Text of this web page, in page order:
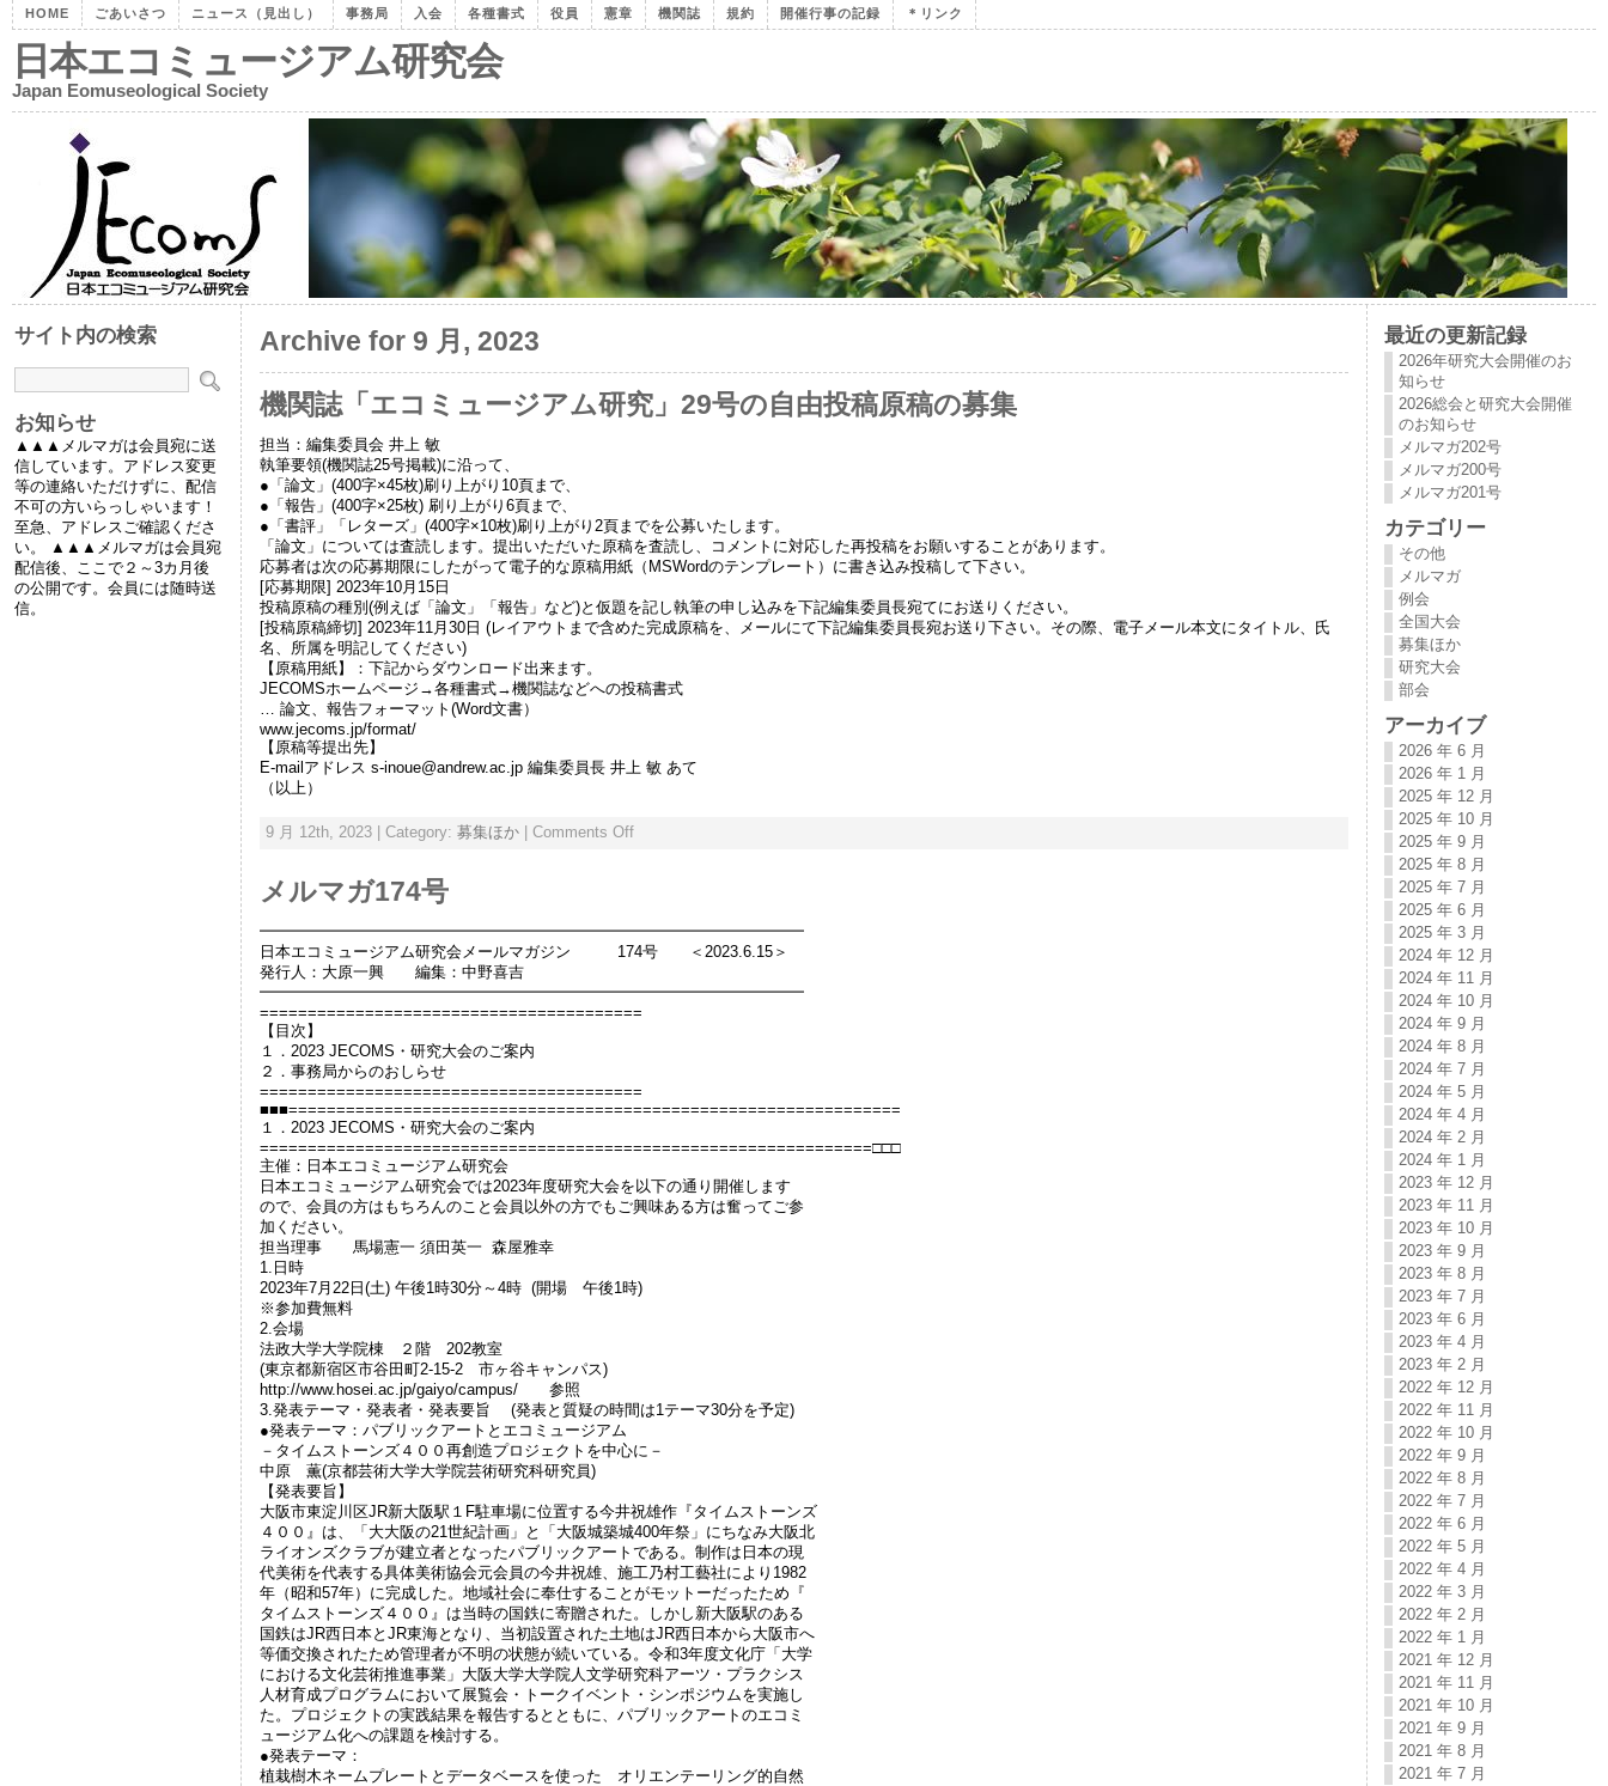
HOME ごあいさつ ニュース（見出し） 事務局 入会 各種書式 役員 憲章 機関誌 規約 開催行事の記録 ＊リンク
日本エコミュージアム研究会
Japan Eomuseological Society
Archive for 9 月, 2023
機関誌「エコミュージアム研究」29号の自由投稿原稿の募集
担当：編集委員会 井上 敏
執筆要領(機関誌25号掲載)に沿って、
●「論文」(400字×45枚)刷り上がり10頁まで、
●「報告」(400字×25枚) 刷り上がり6頁まで、
●「書評」「レターズ」(400字×10枚)刷り上がり2頁までを公募いたします。
「論文」については査読します。提出いただいた原稿を査読し、コメントに対応した再投稿をお願いすることがあります。
応募者は次の応募期限にしたがって電子的な原稿用紙（MSWordのテンプレート）に書き込み投稿して下さい。
[応募期限] 2023年10月15日
投稿原稿の種別(例えば「論文」「報告」など)と仮題を記し執筆の申し込みを下記編集委員長宛てにお送りください。
[投稿原稿締切] 2023年11月30日 (レイアウトまで含めた完成原稿を、メールにて下記編集委員長宛お送り下さい。その際、電子メール本文にタイトル、氏
名、所属を明記してください)
【原稿用紙】：下記からダウンロード出来ます。
JECOMSホームページ→各種書式→機関誌などへの投稿書式
… 論文、報告フォーマット(Word文書）
www.jecoms.jp/format/
【原稿等提出先】
E-mailアドレス s-inoue@andrew.ac.jp 編集委員長 井上 敏 あて
（以上）
9 月 12th, 2023 | Category: 募集ほか Comments Off
メルマガ174号
━━━━━━━━━━━━━━━━━━━━━━━━━━━━━━━━━━━
日本エコミュージアム研究会メールマガジン 174号 ＜2023.6.15＞
発行人：大原一興 編集：中野喜吉
━━━━━━━━━━━━━━━━━━━━━━━━━━━━━━━━━━━
========================================
【目次】
１．2023 JECOMS・研究大会のご案内
２．事務局からのおしらせ
========================================
■■■================================================================
１．2023 JECOMS・研究大会のご案内
================================================================□□□
主催：日本エコミュージアム研究会
日本エコミュージアム研究会では2023年度研究大会を以下の通り開催します
ので、会員の方はもちろんのこと会員以外の方でもご興味ある方は奮ってご参
加ください。
担当理事 馬場憲一 須田英一 森屋雅幸
1.日時
2023年7月22日(土) 午後1時30分～4時 (開場 午後1時)
※参加費無料
2.会場
法政大学大学院棟 ２階 202教室
(東京都新宿区市谷田町2-15-2 市ヶ谷キャンパス)
http://www.hosei.ac.jp/gaiyo/campus/ 参照
3.発表テーマ・発表者・発表要旨 (発表と質疑の時間は1テーマ30分を予定)
●発表テーマ：パブリックアートとエコミュージアム
－タイムストーンズ４００再創造プロジェクトを中心に－
中原 薫(京都芸術大学大学院芸術研究科研究員)
【発表要旨】
大阪市東淀川区JR新大阪駅１F駐車場に位置する今井祝雄作『タイムストーンズ
４００』は、「大大阪の21世紀計画」と「大阪城築城400年祭」にちなみ大阪北
ライオンズクラブが建立者となったパブリックアートである。制作は日本の現
代美術を代表する具体美術協会元会員の今井祝雄、施工乃村工藝社により1982
年（昭和57年）に完成した。地域社会に奉仕することがモットーだったため『
タイムストーンズ４００』は当時の国鉄に寄贈された。しかし新大阪駅のある
国鉄はJR西日本とJR東海となり、当初設置された土地はJR西日本から大阪市へ
等価交換されたため管理者が不明の状態が続いている。令和3年度文化庁「大学
における文化芸術推進事業」大阪大学大学院人文学研究科アーツ・プラクシス
人材育成プログラムにおいて展覧会・トークイベント・シンポジウムを実施し
た。プロジェクトの実践結果を報告するとともに、パブリックアートのエコミ
ュージアム化への課題を検討する。
●発表テーマ：
植栽樹木ネームプレートとデータベースを使った オリエンテーリング的自然
サイト内の検索
お知らせ
▲▲▲メルマガは会員宛に送
信しています。アドレス変更
等の連絡いただけずに、配信
不可の方いらっしゃいます！
至急、アドレスご確認くださ
い。 ▲▲▲メルマガは会員宛
配信後、ここで２～3カ月後
の公開です。会員には随時送
信。
最近の更新記録
2026年研究大会開催のお
知らせ
2026総会と研究大会開催
のお知らせ
メルマガ202号
メルマガ200号
メルマガ201号
カテゴリー
その他
メルマガ
例会
全国大会
募集ほか
研究大会
部会
アーカイブ
2026 年 6 月
2026 年 1 月
2025 年 12 月
2025 年 10 月
2025 年 9 月
2025 年 8 月
2025 年 7 月
2025 年 6 月
2025 年 3 月
2024 年 12 月
2024 年 11 月
2024 年 10 月
2024 年 9 月
2024 年 8 月
2024 年 7 月
2024 年 5 月
2024 年 4 月
2024 年 2 月
2024 年 1 月
2023 年 12 月
2023 年 11 月
2023 年 10 月
2023 年 9 月
2023 年 8 月
2023 年 7 月
2023 年 6 月
2023 年 4 月
2023 年 2 月
2022 年 12 月
2022 年 11 月
2022 年 10 月
2022 年 9 月
2022 年 8 月
2022 年 7 月
2022 年 6 月
2022 年 5 月
2022 年 4 月
2022 年 3 月
2022 年 2 月
2022 年 1 月
2021 年 12 月
2021 年 11 月
2021 年 10 月
2021 年 9 月
2021 年 8 月
2021 年 7 月